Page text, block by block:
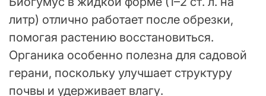
литр) отлично работает после обрезки,
помогая растению восстановиться.
Органика особенно полезна для садовой
герани, поскольку улучшает структуру
почвы и удерживает влагу.